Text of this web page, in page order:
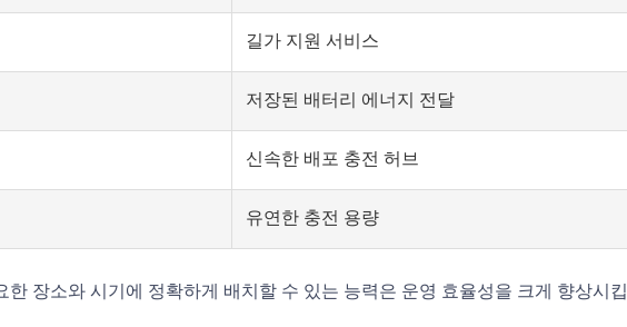
길가 지원 서비스
저장된 배터리 에너지 전달
신속한 배포 충전 허브
유연한 충전 용량
한 장소와 시기에 정확하게 배치할 수 있는 능력은 운영 효율성을 크게 향상시